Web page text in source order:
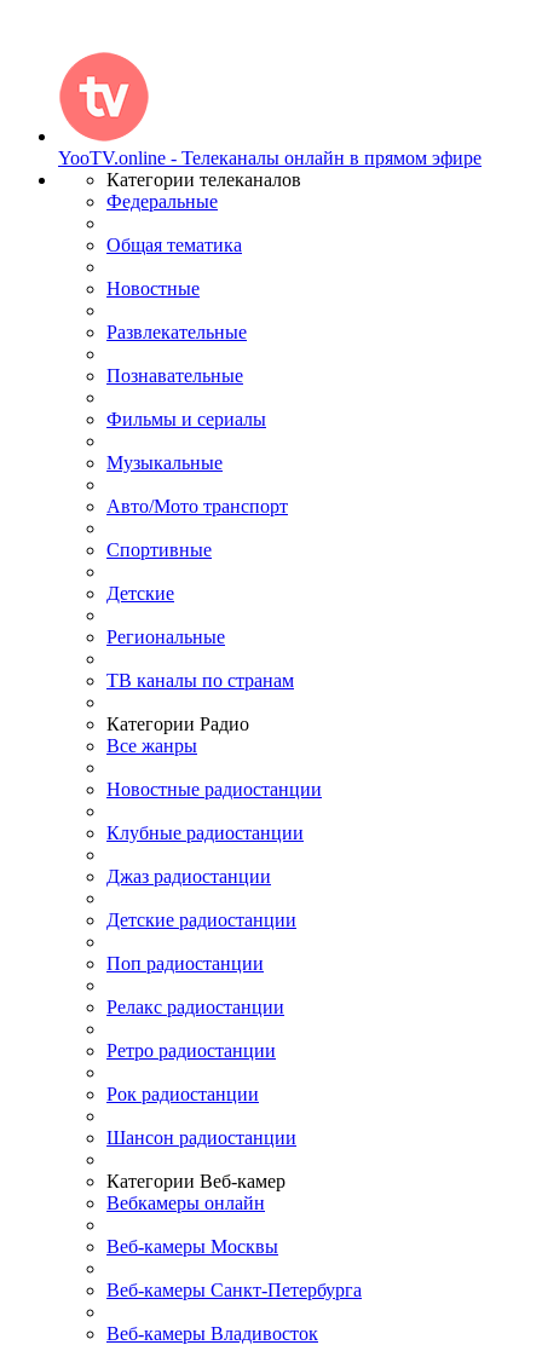
YooTV.online - Телеканалы онлайн в прямом эфире
Категории телеканалов
Федеральные
Общая тематика
Новостные
Развлекательные
Познавательные
Фильмы и сериалы
Музыкальные
Авто/Мото транспорт
Спортивные
Детские
Региональные
ТВ каналы по странам
Категории Радио
Все жанры
Новостные радиостанции
Клубные радиостанции
Джаз радиостанции
Детские радиостанции
Поп радиостанции
Релакс радиостанции
Ретро радиостанции
Рок радиостанции
Шансон радиостанции
Категории Веб-камер
Вебкамеры онлайн
Веб-камеры Москвы
Веб-камеры Санкт-Петербурга
Веб-камеры Владивосток